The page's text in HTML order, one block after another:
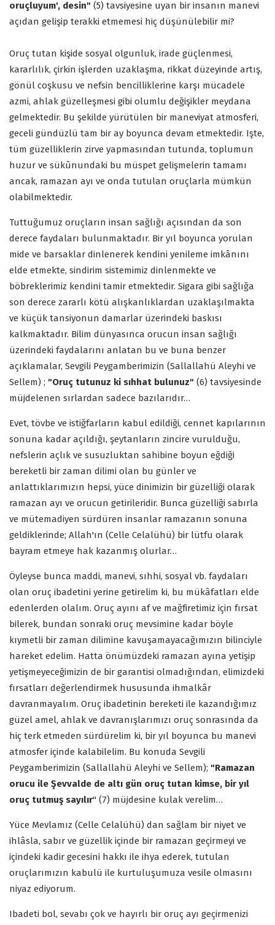
oruçluyum', desin" (5) tavsiyesine uyan bir insanın manevi
açıdan gelişip terakki etmemesi hiç düşünülebilir mi?
Oruç tutan kişide sosyal olgunluk, irade güçlenmesi,
kararlılık, çirkin işlerden uzaklaşma, rikkat düzeyinde artış,
gönül coşkusu ve nefsin bencilliklerine karşı mücadele
azmi, ahlak güzelleşmesi gibi olumlu değişikler meydana
gelmektedir. Bu şekilde yürütülen bir maneviyat atmosferi,
geceli gündüzlü tam bir ay boyunca devam etmektedir. Işte,
tüm güzelliklerin zirve yapmasından tutunda, toplumun
huzur ve sükûnundaki bu müspet gelişmelerin tamamı
ancak, ramazan ayı ve onda tutulan oruçlarla mümkün
olabilmektedir.
Tuttuğumuz oruçların insan sağlığı açısından da son
derece faydaları bulunmaktadır. Bir yıl boyunca yorulan
mide ve barsaklar dinlenerek kendini yenileme imkânını
elde etmekte, sindirim sistemimiz dinlenmekte ve
böbreklerimiz kendini tamir etmektedir. Sigara gibi sağlığa
son derece zararlı kötü alışkanlıklardan uzaklaşılmakta
ve küçük tansiyonun damarlar üzerindeki baskısı
kalkmaktadır. Bilim dünyasınca orucun insan sağlığı
üzerindeki faydalarını anlatan bu ve buna benzer
açıklamalar, Sevgili Peygamberimizin (Sallallahü Aleyhi ve
Sellem) ; "Oruç tutunuz ki sıhhat bulunuz" (6) tavsiyesinde
müjdelenen sırlardan sadece bazılarıdır…
Evet, tövbe ve istiğfarların kabul edildiği, cennet kapılarının
sonuna kadar açıldığı, şeytanların zincire vurulduğu,
nefslerin açlık ve susuzluktan sahibine boyun eğdiği
bereketli bir zaman dilimi olan bu günler ve
anlattıklarımızın hepsi, yüce dinimizin bir güzelliği olarak
ramazan ayı ve orucun getirileridir. Bunca güzelliği sabırla
ve mütemadiyen sürdüren insanlar ramazanın sonuna
geldiklerinde; Allah'ın (Celle Celalühü) bir lütfu olarak
bayram etmeye hak kazanmış olurlar…
Öyleyse bunca maddi, manevi, sıhhi, sosyal vb. faydaları
olan oruç ibadetini yerine getirelim ki, bu mükâfatları elde
edenlerden olalım. Oruç ayını af ve mağfiretimiz için fırsat
bilerek, bundan sonraki oruç mevsimine kadar böyle
kıymetli bir zaman dilimine kavuşamayacağımızın bilinciyle
hareket edelim. Hatta önümüzdeki ramazan ayına yetişip
yetişmeyeceğimizin de bir garantisi olmadığından, elimizdeki
fırsatları değerlendirmek hususunda ihmalkâr
davranmayalım. Oruç ibadetinin bereketi ile kazandığımız
güzel amel, ahlak ve davranışlarımızı oruç sonrasında da
hiç terk etmeden sürdürelim ki, bir yıl boyunca bu manevi
atmosfer içinde kalabilelim. Bu konuda Sevgili
Peygamberimizin (Sallallahü Aleyhi ve Sellem); "Ramazan
orucu ile Şevvalde de altı gün oruç tutan kimse, bir yıl
oruç tutmuş sayılır" (7) müjdesine kulak verelim…
Yüce Mevlamız (Celle Celalühü) dan sağlam bir niyet ve
ihlâsla, sabır ve güzellik içinde bir ramazan geçirmeyi ve
içindeki kadir gecesini hakkı ile ihya ederek, tutulan
oruçlarımızın kabulü ile kurtuluşumuza vesile olmasını
niyaz ediyorum.
Ibadeti bol, sevabı çok ve hayırlı bir oruç ayı geçirmenizi